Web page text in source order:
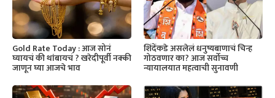
Gold Rate Today : आज सोनं
घ्यायचं की थांबायचं ? खरेदीपूर्वी नक्की
जाणून घ्या आजचे भाव
शिंदेंकडे असलेलं धनुष्यबाणाचं चिन्ह
गोठवणार का? आज सर्वोच्च
न्यायालयात महत्वाची सुनावणी